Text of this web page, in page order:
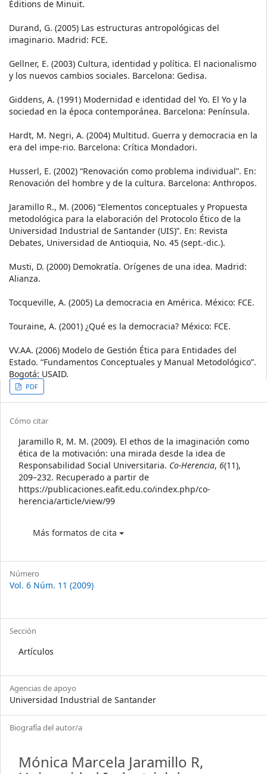
Éditions de Minuit.
Durand, G. (2005) Las estructuras antropológicas del
imaginario. Madrid: FCE.
Gellner, E. (2003) Cultura, identidad y política. El nacionalismo
y los nuevos cambios sociales. Barcelona: Gedisa.
Giddens, A. (1991) Modernidad e identidad del Yo. El Yo y la
sociedad en la época contemporánea. Barcelona: Península.
Hardt, M. Negri, A. (2004) Multitud. Guerra y democracia en la
era del impe-rio. Barcelona: Crítica Mondadori.
Husserl, E. (2002) “Renovación como problema individual”. En:
Renovación del hombre y de la cultura. Barcelona: Anthropos.
Jaramillo R., M. (2006) “Elementos conceptuales y Propuesta
metodológica para la elaboración del Protocolo Ético de la
Universidad Industrial de Santander (UIS)”. En: Revista
Debates, Universidad de Antioquia, No. 45 (sept.-dic.).
Musti, D. (2000) Demokratía. Orígenes de una idea. Madrid:
Alianza.
Tocqueville, A. (2005) La democracia en América. México: FCE.
Touraine, A. (2001) ¿Qué es la democracia? México: FCE.
VV.AA. (2006) Modelo de Gestión Ética para Entidades del
Estado. “Fundamentos Conceptuales y Manual Metodológico”.
Bogotá: USAID.
Article
Sidebar
PDF
Article
Details
Cómo citar
Jaramillo R, M. M. (2009). El ethos de la imaginación como
ética de la motivación: una mirada desde la idea de
Responsabilidad Social Universitaria. Co-Herencia, 6(11),
209–232. Recuperado a partir de
https://publicaciones.eafit.edu.co/index.php/co-
herencia/article/view/99
Más formatos de cita
Número
Vol. 6 Núm. 11 (2009)
Sección
Artículos
Agencias de apoyo
Universidad Industrial de Santander
Biografía del autor/a
Mónica Marcela Jaramillo R,